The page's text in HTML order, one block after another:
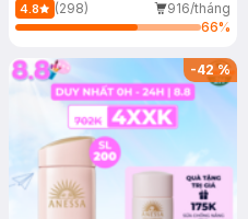
4.8 (298)
916/tháng
66%
-42%